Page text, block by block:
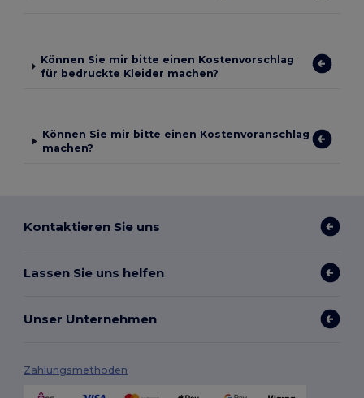
Können Sie mir bitte einen Kostenvorschlag
für bedruckte Kleider machen?
Können Sie mir bitte einen Kostenvoranschlag
machen?
Kontaktieren Sie uns
Lassen Sie uns helfen
Unser Unternehmen
Zahlungsmethoden